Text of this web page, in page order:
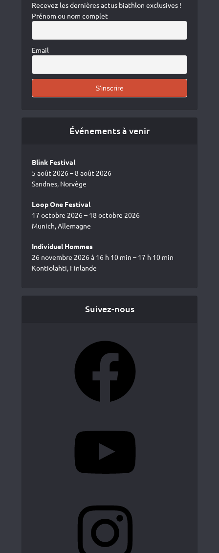
Recevez les dernières actus biathlon exclusives !
Prénom ou nom complet
Email
Événements à venir
Blink Festival
5 août 2026 – 8 août 2026
Sandnes, Norvège
Loop One Festival
17 octobre 2026 – 18 octobre 2026
Munich, Allemagne
Individuel Hommes
26 novembre 2026 à 16 h 10 min – 17 h 10 min
Kontiolahti, Finlande
Suivez-nous